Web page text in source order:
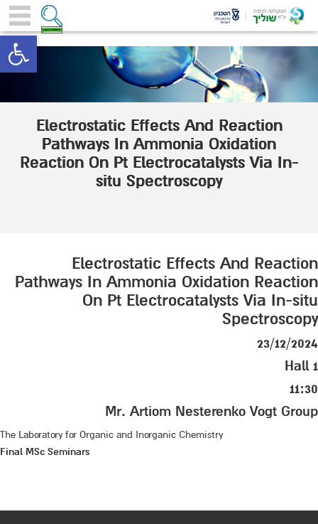
Electrostatic Effects And Reaction
Pathways In Ammonia Oxidation
Reaction On Pt Electrocatalysts Via In-
situ Spectroscopy
Electrostatic Effects And Reaction
Pathways In Ammonia Oxidation Reaction
On Pt Electrocatalysts Via In-situ
Spectroscopy
23/12/2024
Hall 1
11:30
Mr. Artiom Nesterenko Vogt Group
The Laboratory for Organic and Inorganic Chemistry
Final MSc Seminars